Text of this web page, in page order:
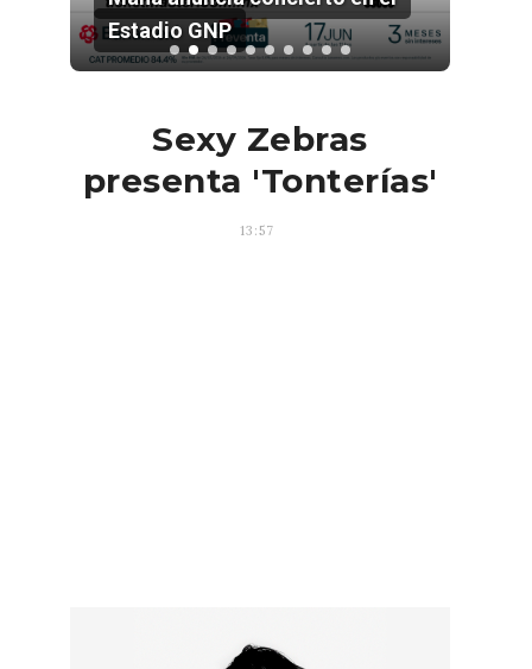
Estadio GNP
Sexy Zebras
presenta 'Tonterías'
13:57